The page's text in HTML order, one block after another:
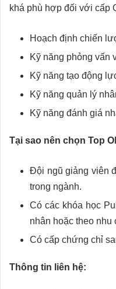
khá phù hợp đối với cấp
Hoạch định chiến
Kỹ năng phỏng vấn
Kỹ năng tạo động
Kỹ năng quản lý
Kỹ năng đánh giá
Tại sao nên chọn Top
Đội ngũ giảng viên
trong ngành.
Có các khóa học
nhân hoặc theo nhu
Có cấp chứng chỉ
Thông tin liên hệ: